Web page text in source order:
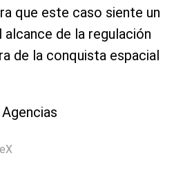
que este caso siente un
de la regulación
de la conquista espacial